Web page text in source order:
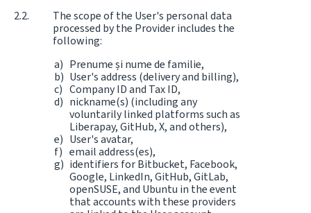
The scope of the User's personal data
processed by the Provider includes the
following:
Prenume și nume de familie,
User's address (delivery and billing),
Company ID and Tax ID,
nickname(s) (including any
voluntarily linked platforms such as
Liberapay, GitHub, X, and others),
User's avatar,
email address(es),
identifiers for Bitbucket, Facebook,
Google, LinkedIn, GitHub, GitLab,
openSUSE, and Ubuntu in the event
that accounts with these providers